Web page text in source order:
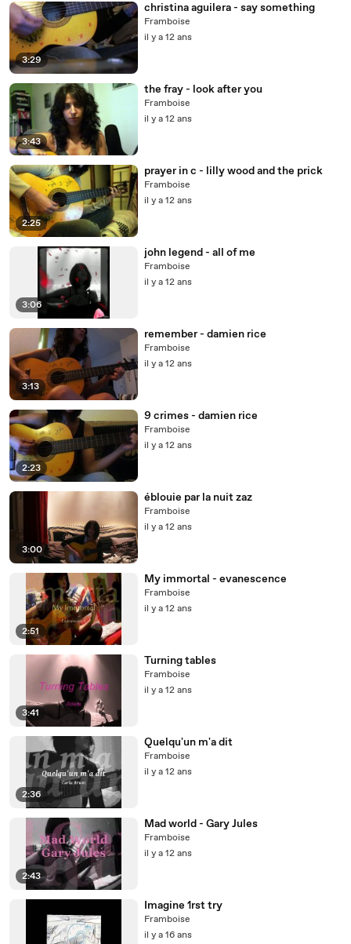
3:29
christina aguilera - say something
Framboise
il y a 12 ans
3:43
the fray - look after you
Framboise
il y a 12 ans
2:25
prayer in c - lilly wood and the prick
Framboise
il y a 12 ans
3:06
john legend - all of me
Framboise
il y a 12 ans
3:13
remember - damien rice
Framboise
il y a 12 ans
2:23
9 crimes - damien rice
Framboise
il y a 12 ans
3:00
éblouie par la nuit zaz
Framboise
il y a 12 ans
2:51
My immortal - evanescence
Framboise
il y a 12 ans
3:41
Turning tables
Framboise
il y a 12 ans
2:36
Quelqu'un m'a dit
Framboise
il y a 12 ans
2:43
Mad world - Gary Jules
Framboise
il y a 12 ans
Imagine 1rst try
Framboise
il y a 16 ans